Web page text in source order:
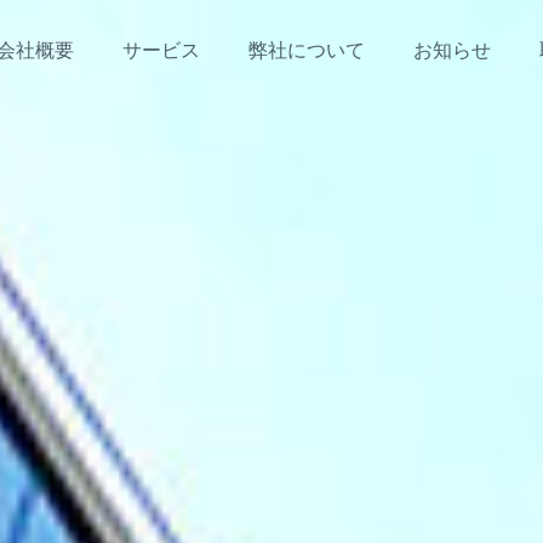
社概要 サービス 弊社について お知らせ